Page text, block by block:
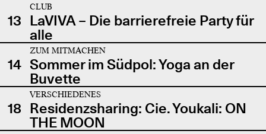
13
CLUB
LaVIVA – Die barrierefreie Party für
alle
14
ZUM MITMACHEN
Sommer im Südpol: Yoga an der
Buvette
18
VERSCHIEDENES
Residenzsharing: Cie. Youkali: ON
THE MOON